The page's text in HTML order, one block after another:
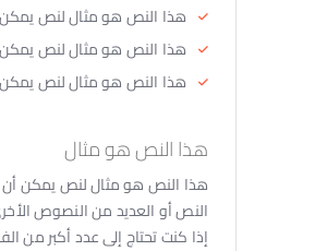
هذا النص هو مثال لنص
هذا النص هو مثال لنص
هذا النص هو مثال لنص
هذا النص هو مثال
هذا النص هو مثال لنص يمكن أن
النص أو العديد من النصوص
إذا كنت تحتاج إلى عدد أكبر من